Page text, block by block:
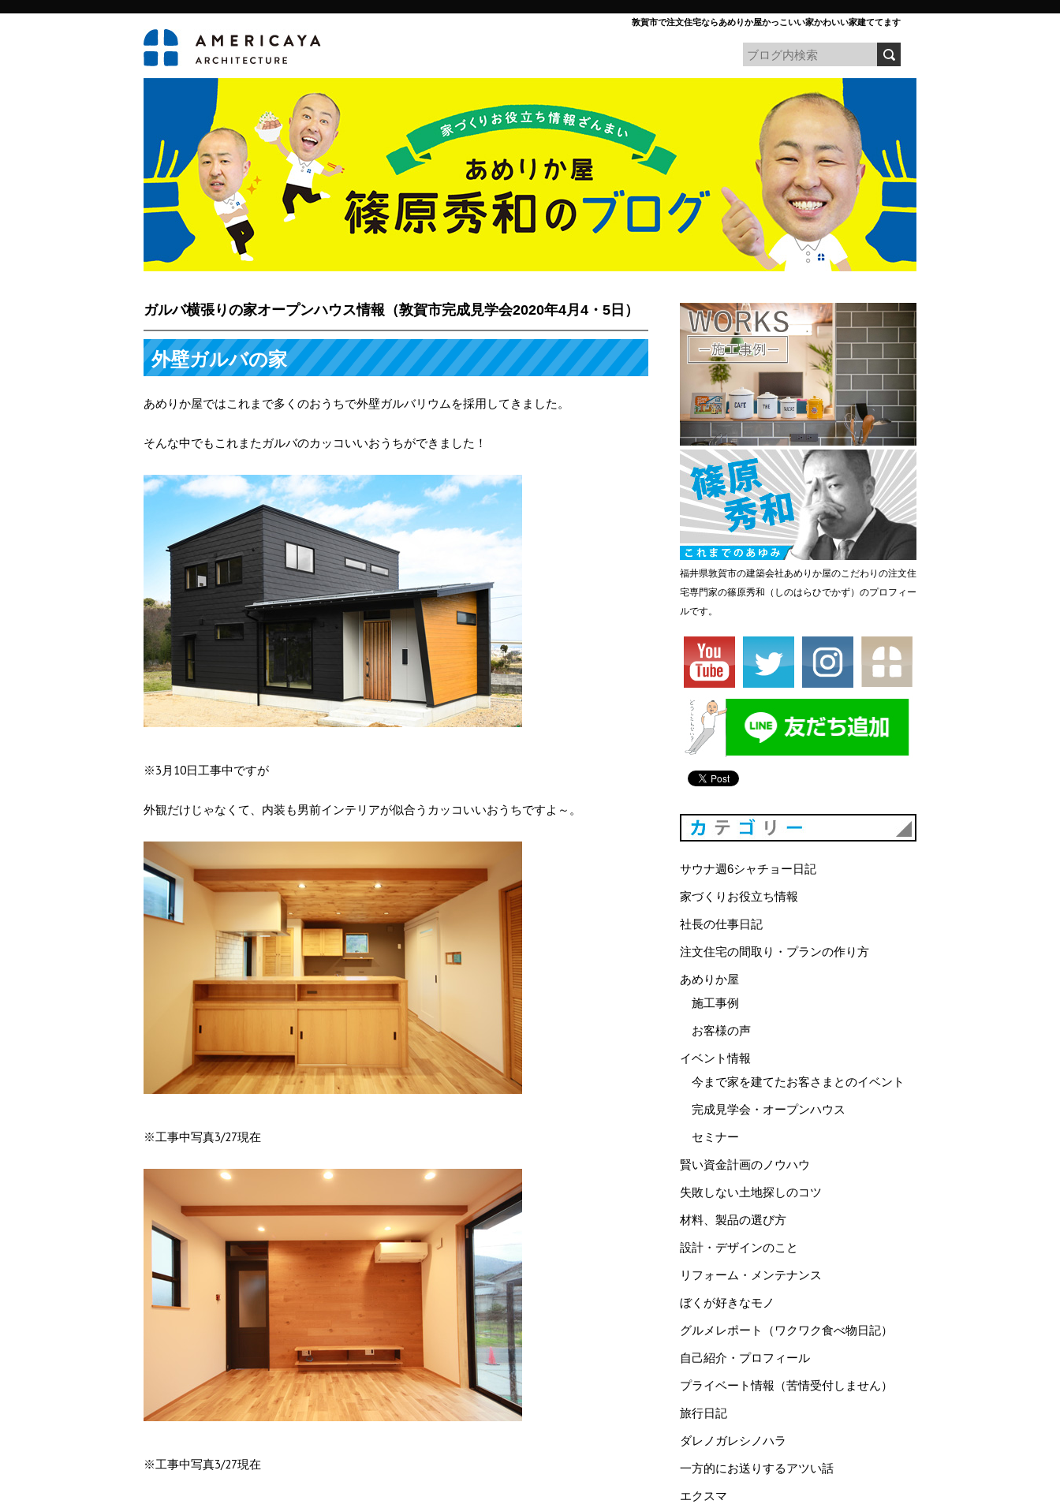
敦賀市で注文住宅ならあめりか屋かっこいい家かわいい家建ててます
ガルバ横張りの家オープンハウス情報（敦賀市完成見学会2020年4月4・5日）
外壁ガルバの家
あめりか屋ではこれまで多くのおうちで外壁ガルバリウムを採用してきました。
そんな中でもこれまたガルバのカッコいいおうちができました！
※3月10日工事中ですが
外観だけじゃなくて、内装も男前インテリアが似合うカッコいいおうちですよ～。
※工事中写真3/27現在
※工事中写真3/27現在
福井県敦賀市の建築会社あめりか屋のこだわりの注文住
宅専門家の篠原秀和（しのはらひでかず）のプロフィー
ルです。
サウナ週6シャチョー日記
家づくりお役立ち情報
社長の仕事日記
注文住宅の間取り・プランの作り方
あめりか屋
施工事例
お客様の声
イベント情報
今まで家を建てたお客さまとのイベント
完成見学会・オープンハウス
セミナー
賢い資金計画のノウハウ
失敗しない土地探しのコツ
材料、製品の選び方
設計・デザインのこと
リフォーム・メンテナンス
ぼくが好きなモノ
グルメレポート（ワクワク食べ物日記）
自己紹介・プロフィール
プライベート情報（苦情受付しません）
旅行日記
ダレノガレシノハラ
一方的にお送りするアツい話
エクスマ